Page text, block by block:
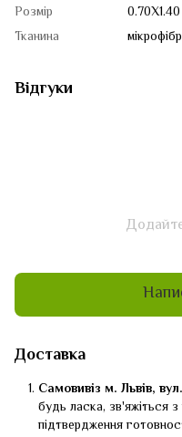
Розмір
0.70Х1.40
Тканина
Відгуки
Доставка
Самовивіз м. Львів,
будь ласка, зв'яжіться
підтвердження